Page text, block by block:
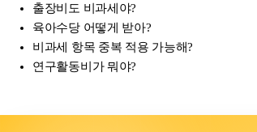
출장비도 비과세야?
육아수당 어떻게 받아?
비과세 항목 중복 적용 가능해?
연구활동비가 뭐야?